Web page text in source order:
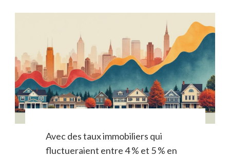
Avec des taux immobiliers qui
fluctueraient entre 4 % et 5 % en